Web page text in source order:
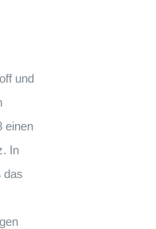
und
einen
In
das